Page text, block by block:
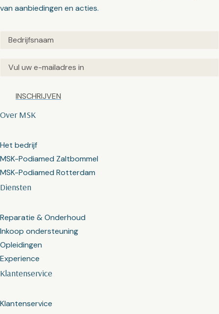
Klantenservice
Klantenservice
Diensten
Reparatie & Onderhoud
Inkoop ondersteuning
Opleidingen
Experience
Over MSK
Het bedrijf
MSK-Podiamed Zaltbommel
MSK-Podiamed Rotterdam
van aanbiedingen en acties.
Untitled(Vereist)
Email(Vereist)
Captcha